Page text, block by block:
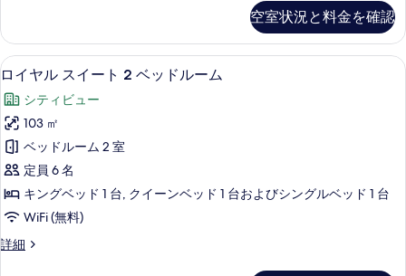
の
写
真
を
表
示
す
る
細
ー
ト
2
ベ
ッ
ド
ル
ー
ム
の
ン
シ
ャ
ス
イ
ー
ト
2
ベ
ッ
ド
ー
空室状況と料金を確認
ロ
イ
ヤ
ル
ス
イ
ー
ト
2
ロイヤル スイート 2 ベッドルーム |
17
ロイヤル スイート 2 ベッドルーム
シティビュー
103 ㎡
ベッドルーム 2 室
定員 6 名
キングベッド 1 台, クイーンベッド 1 台およびシングルベッド 1 台
WiFi (無料)
詳細
ロ